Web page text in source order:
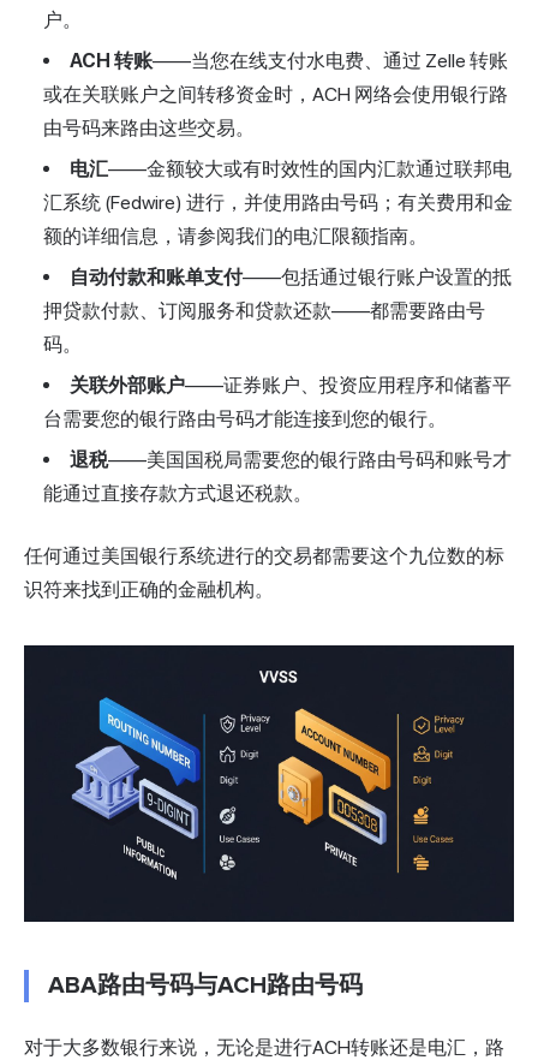
户。
ACH 转账——当您在线支付水电费、通过 Zelle 转账
或在关联账户之间转移资金时，ACH 网络会使用银行路
由号码来路由这些交易。
电汇——金额较大或有时效性的国内汇款通过联邦电
汇系统 (Fedwire) 进行，并使用路由号码；有关费用和金
额的详细信息，请参阅我们的电汇限额指南。
自动付款和账单支付——包括通过银行账户设置的抵
押贷款付款、订阅服务和贷款还款——都需要路由号
码。
关联外部账户——证券账户、投资应用程序和储蓄平
台需要您的银行路由号码才能连接到您的银行。
退税——美国国税局需要您的银行路由号码和账号才
能通过直接存款方式退还税款。
任何通过美国银行系统进行的交易都需要这个九位数的标
识符来找到正确的金融机构。
ABA路由号码与ACH路由号码
对于大多数银行来说，无论是进行ACH转账还是电汇，路